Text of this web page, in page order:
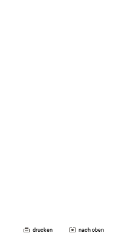
drucken nach oben